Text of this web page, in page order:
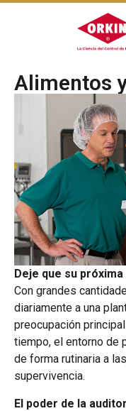
Alimentos
Deje que su
Con grandes
diariamente a una
preocupación
tiempo, el entorno de
de forma rutinaria a
supervivencia.
El poder de la